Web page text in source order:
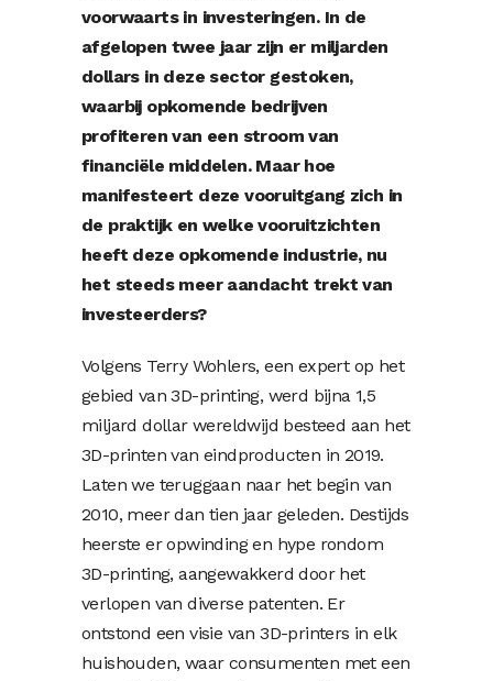
voorwaarts in investeringen. In de
afgelopen twee jaar zijn er miljarden
dollars in deze sector gestoken,
waarbij opkomende bedrijven
profiteren van een stroom van
financiële middelen. Maar hoe
manifesteert deze vooruitgang zich in
de praktijk en welke vooruitzichten
heeft deze opkomende industrie, nu
het steeds meer aandacht trekt van
investeerders?
Volgens Terry Wohlers, een expert op het
gebied van 3D-printing, werd bijna 1,5
miljard dollar wereldwijd besteed aan het
3D-printen van eindproducten in 2019.
Laten we teruggaan naar het begin van
2010, meer dan tien jaar geleden. Destijds
heerste er opwinding en hype rondom
3D-printing, aangewakkerd door het
verlopen van diverse patenten. Er
ontstond een visie van 3D-printers in elk
huishouden, waar consumenten met een